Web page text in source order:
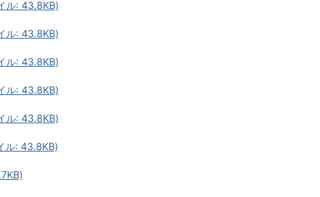
ル: 43.8KB)
ル: 43.8KB)
ル: 43.8KB)
ル: 43.8KB)
ル: 43.8KB)
ル: 43.8KB)